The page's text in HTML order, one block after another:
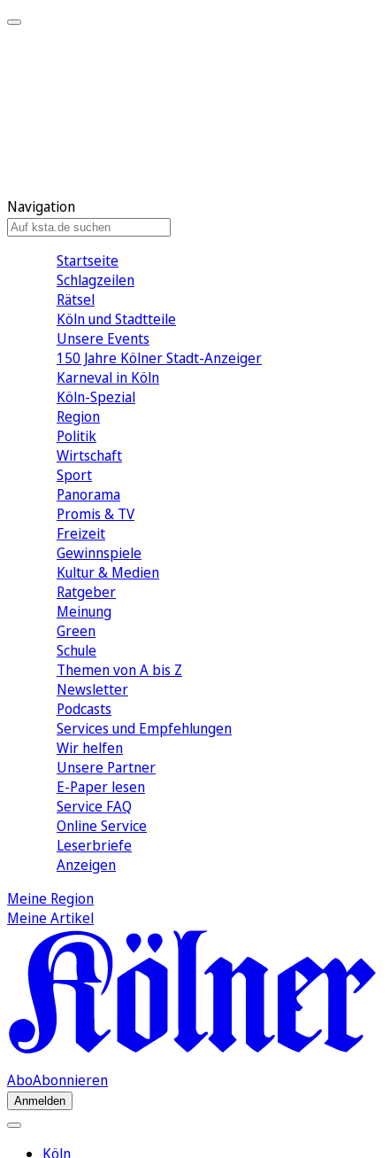
Navigation
Startseite
Schlagzeilen
Rätsel
Köln und Stadtteile
Unsere Events
150 Jahre Kölner Stadt-Anzeiger
Karneval in Köln
Köln-Spezial
Region
Politik
Wirtschaft
Sport
Panorama
Promis & TV
Freizeit
Gewinnspiele
Kultur & Medien
Ratgeber
Meinung
Green
Schule
Themen von A bis Z
Newsletter
Podcasts
Services und Empfehlungen
Wir helfen
Unsere Partner
E-Paper lesen
Service FAQ
Online Service
Leserbriefe
Anzeigen
Meine Region
Meine Artikel
AboAbonnieren
Anmelden
Köln